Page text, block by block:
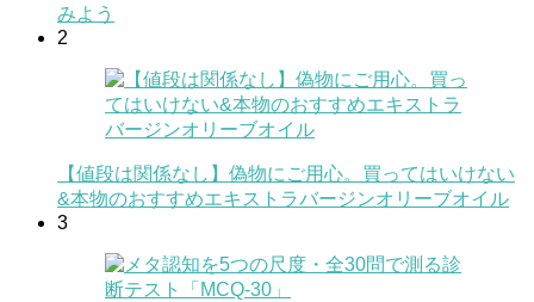
みよう
2
【値段は関係なし】偽物にご用心。買ってはいけない
&本物のおすすめエキストラバージンオリーブオイル
3